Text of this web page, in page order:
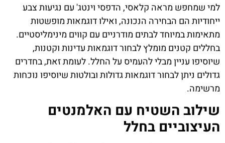
למי שמחפש מראה קלאסי, הדפסי וינטג' עם נגיעות צבע
ייחודיות הם הבחירה הנכונה, ואילו דוגמאות מופשטות
מתאימות במיוחד לבתים מודרניים עם קווים מינימליסטיים.
בחללים קטנים מומלץ לבחור דוגמאות עדינות וקטנות,
שיוסיפו עניין מבלי להעמיס על החלל. לעומת זאת, בחדרים
גדולים ניתן לבחור דוגמאות גדולות ובולטות שיוסיפו נוכחות
מרשימה.
שילוב השטיח עם האלמנטים
העיצוביים בחלל